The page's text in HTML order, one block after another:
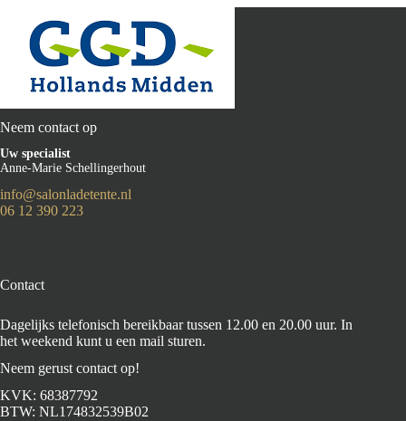
Neem contact op
Uw specialist
Anne-Marie Schellingerhout
info@salonladetente.nl
06 12 390 223
Contact
Dagelijks telefonisch bereikbaar tussen 12.00 en 20.00 uur. In
het weekend kunt u een mail sturen.
Neem gerust contact op!
KVK: 68387792
BTW: NL174832539B02